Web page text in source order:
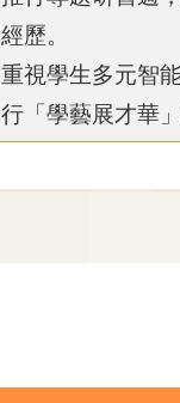
經歷。
重視學生多元智
行「學藝展才華